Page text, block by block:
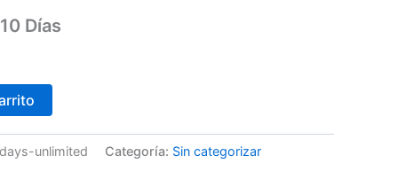
Días
unlimited Categoría: Sin categorizar